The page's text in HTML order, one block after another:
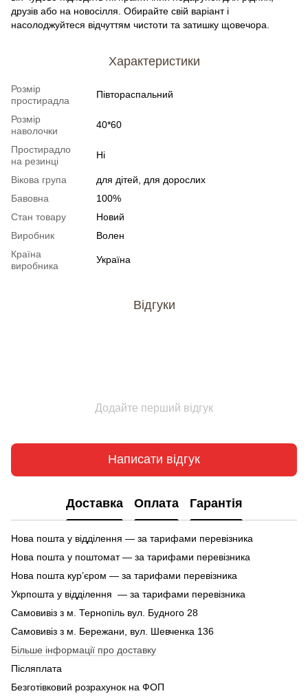
друзів або на новосілля. Обирайте свій варіант і
насолоджуйтеся відчуттям чистоти та затишку щовечора.
Характеристики
Розмір
простирадла
Півтораспальний
Розмір
наволочки
40*60
Простирадло
на резинці
Ні
Вікова група
для дітей, для дорослих
Бавовна
100%
Стан товару
Новий
Виробник
Волен
Країна
виробника
Україна
Відгуки
Додайте перший відгук
Написати відгук
Доставка Оплата Гарантія
Нова пошта у відділення — за тарифами перевізника
Нова пошта у поштомат — за тарифами перевізника
Нова пошта кур’єром — за тарифами перевізника
Укрпошта у відділення — за тарифами перевізника
Самовивіз з м. Тернопіль вул. Будного 28
Самовивіз з м. Бережани, вул. Шевченка 136
Більше інформації про доставку
Післяплата
Безготівковий розрахунок на ФОП